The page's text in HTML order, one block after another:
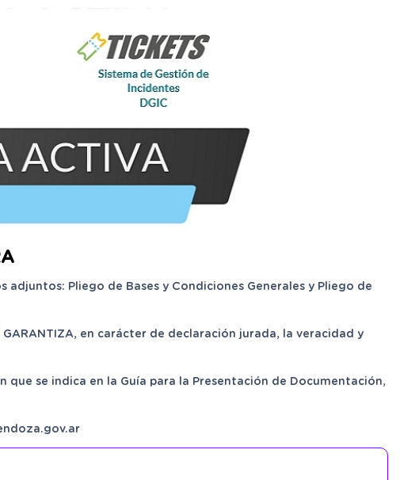
Pliego de Bases y Condiciones Generales y Pliego de
en carácter de declaración jurada, la veracidad y
se indica en la Guía para la Presentación de Documentación,